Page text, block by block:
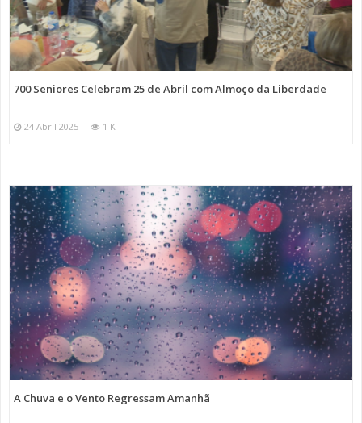
700 Seniores Celebram 25 de Abril com Almoço da Liberdade
24 Abril 2025 1 K
A Chuva e o Vento Regressam Amanhã